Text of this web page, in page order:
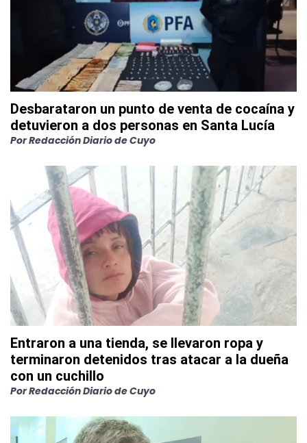
Desbarataron un punto de venta de cocaína y
detuvieron a dos personas en Santa Lucía
PorRedacción Diario de Cuyo
Entraron a una tienda, se llevaron ropa y
terminaron detenidos tras atacar a la dueña
con un cuchillo
PorRedacción Diario de Cuyo